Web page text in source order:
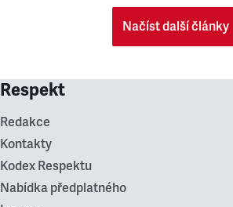
Načíst další články
Respekt
Redakce
Kontakty
Kodex Respektu
Nabídka předplatného